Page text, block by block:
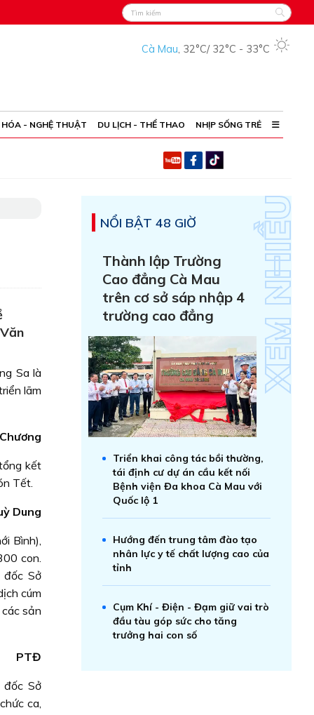
Cà Mau, 32°C/ 32°C - 33°C
- NGHỆ THUẬT DU LỊCH - THỂ THAO NHỊP SỐNG TRẺ
Sa là
lãm
kết
Tết.
Dung
Bình),
con.
đốc Sở
cúm
sản
PTĐ
đốc Sở
ca,
NỔI BẬT 48 GIỜ
Thành lập Trường
Cao đẳng Cà Mau
trên cơ sở sáp nhập 4
trường cao đẳng
Triển khai công tác bồi thường,
tái định cư dự án cầu kết nối
Bệnh viện Đa khoa Cà Mau với
Quốc lộ 1
Hướng đến trung tâm đào tạo
nhân lực y tế chất lượng cao của
tỉnh
Cụm Khí - Điện - Đạm giữ vai trò
đầu tàu góp sức cho tăng
trưởng hai con số